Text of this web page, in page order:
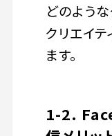
どのよう
クリエイ
ます。
1-2.